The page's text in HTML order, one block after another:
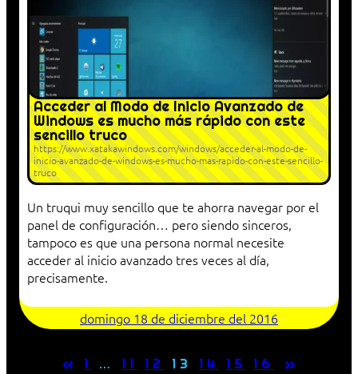
Acceder al Modo de Inicio Avanzado de
Windows es mucho más rápido con este
sencillo truco
https://www.xatakawindows.com/windows/acceder-al-modo-de-
inicio-avanzado-de-windows-es-mucho-mas-rapido-con-este-sencillo-
truco
Un truqui muy sencillo que te ahorra navegar por el
panel de configuración… pero siendo sinceros,
tampoco es que una persona normal necesite
acceder al inicio avanzado tres veces al día,
precisamente.
domingo 18 de diciembre del 2016
« 1 … 11 12 13 14 15 16 »